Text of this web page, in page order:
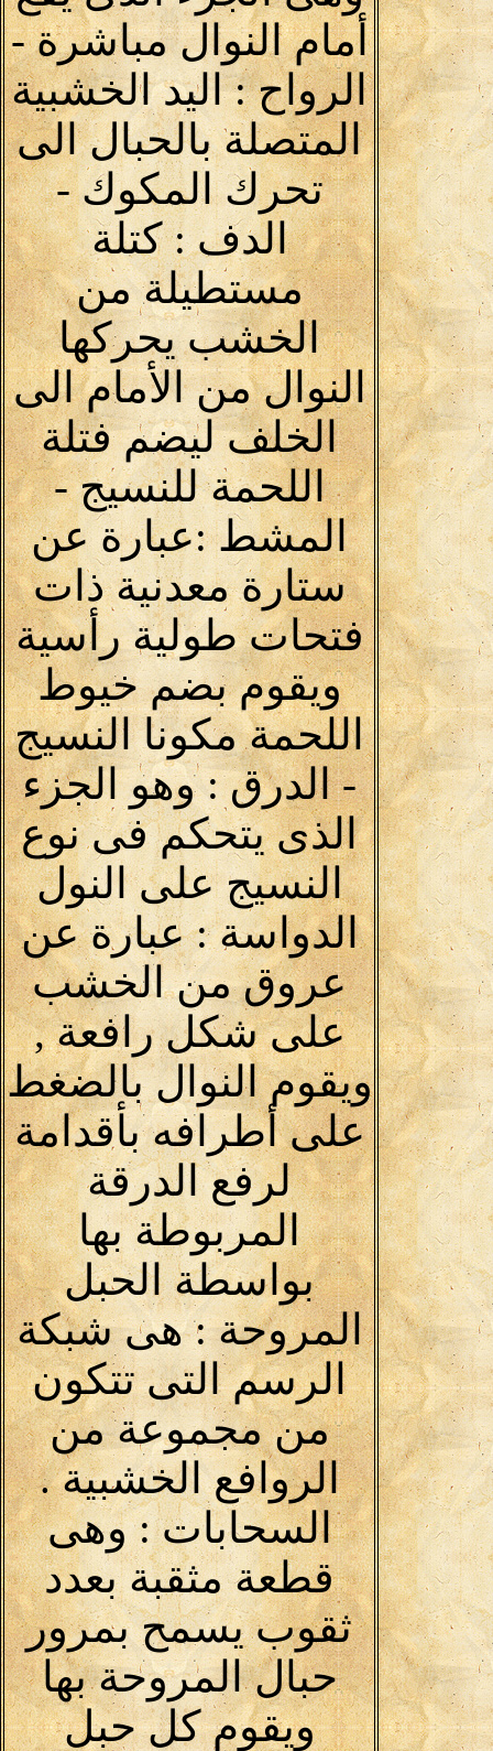
أمام النوال مباشرة -
الرواح : اليد الخشبية
المتصلة بالحبال الى
تحرك المكوك -
الدف : كتلة
مستطيلة من
الخشب يحركها
النوال من الأمام الى
الخلف ليضم فتلة
اللحمة للنسيج -
المشط :عبارة عن
ستارة معدنية ذات
فتحات طولية رأسية
ويقوم بضم خيوط
اللحمة مكونا النسيج
- الدرق : وهو الجزء
الذى يتحكم فى نوع
النسيج على النول
الدواسة : عبارة عن
عروق من الخشب
على شكل رافعة ,
ويقوم النوال بالضغط
على أطرافه بأقدامة
لرفع الدرقة
المربوطة بها
بواسطة الحبل
المروحة : هى شبكة
الرسم التى تتكون
من مجموعة من
الروافع الخشبية .
السحابات : وهى
قطعة مثقبة بعدد
ثقوب يسمح بمرور
حبال المروحة بها
ويقوم كل حبل